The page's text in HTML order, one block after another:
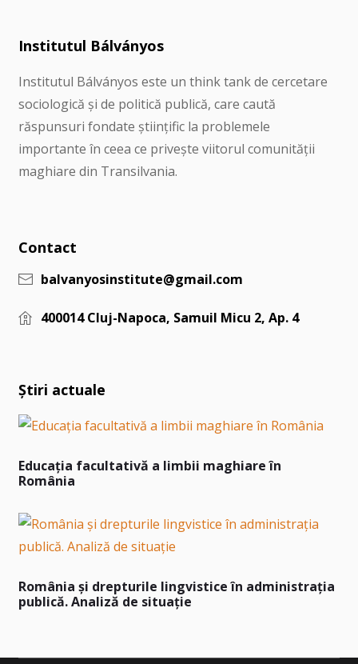
Institutul Bálványos
Institutul Bálványos este un think tank de cercetare
sociologică și de politică publică, care caută
răspunsuri fondate științific la problemele
importante în ceea ce privește viitorul comunității
maghiare din Transilvania.
Contact
balvanyosinstitute@gmail.com
400014 Cluj-Napoca, Samuil Micu 2, Ap. 4
Știri actuale
Educația facultativă a limbii maghiare în
România
România și drepturile lingvistice în administrația
publică. Analiză de situație